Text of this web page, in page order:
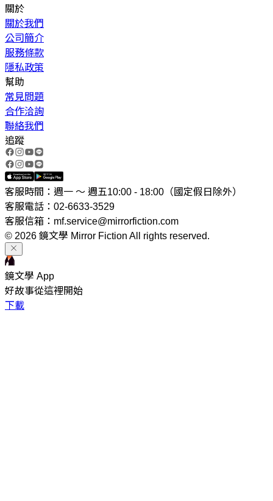
關於
關於我們
公司簡介
服務條款
隱私政策
幫助
常見問題
合作洽詢
聯絡我們
追蹤
客服時間：週一 ～ 週五10:00 - 18:00（國定假日除外）
客服電話：02-6633-3529
客服信箱：mf.service@mirrorfiction.com
© 2026 鏡文學 Mirror Fiction All rights reserved.
鏡文學 App
好故事從這裡開始
下載